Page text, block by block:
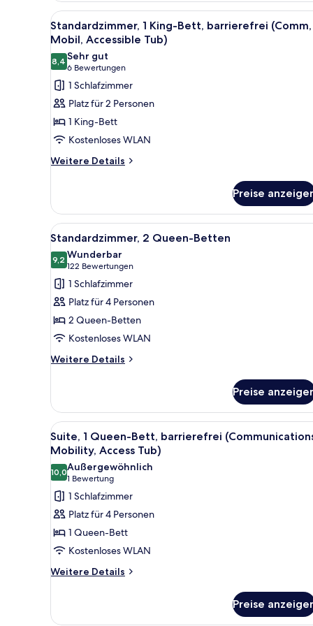
Bett,
barrierefrei
(Communications,
Mobility,
Access
Tub)
Alle
Fotos
für
Standardzimmer,
1 King-
Bett,
barrierefrei
(Comm,
Mobil,
Accessible
Ein Hotelzimmer mit Bett,
3
Standardzimmer, 1 King-Bett, barrierefrei (Comm,
Mobil, Accessible Tub)
8,48,4 von 10
Sehr gut
6 Bewertungen
(6
Bewertungen)
1 Schlafzimmer
Platz für 2 Personen
1 King-Bett
Kostenloses WLAN
Weitere Details
Weitere
1 King-
Bett,
barrierefrei
(Comm,
Mobil,
Accessible
Tub)
Preise
Alle
Fotos
für
Standardzimmer,
2 Queen-
Betten
anzeigen
Standardzimmer, 2 Queen-
6
Standardzimmer, 2 Queen-Betten
9,29,2 von 10
Wunderbar
122 Bewertungen
(122
Bewertungen)
1 Schlafzimmer
Platz für 4 Personen
2 Queen-Betten
Kostenloses WLAN
Weitere Details
Weitere
2 Queen-
Betten
Preise
Alle
Fotos
für
Suite,
Queen-
Bett,
barrierefrei
(Communications,
Mobility,
anzeigen
Ein Hotelzimmer mit Bett,
1
Suite, 1 Queen-Bett, barrierefrei
Mobility, Access Tub)
10,010,0 von 10
Außergewöhnlich
1 Bewertung
(1
Bewertung)
1 Schlafzimmer
Platz für 4 Personen
1 Queen-Bett
Kostenloses WLAN
Weitere Details
Weitere
1
Preise